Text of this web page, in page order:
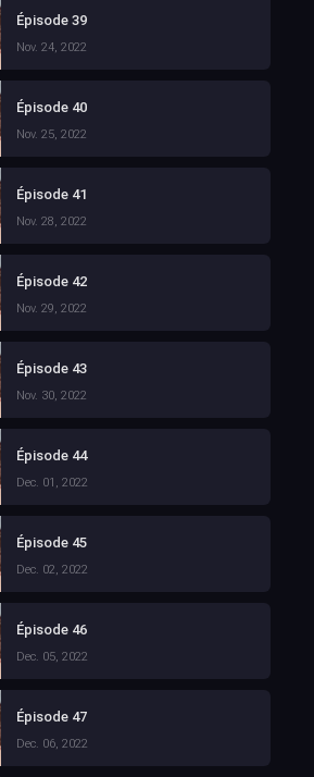
Épisode 39
Nov. 24, 2022
Épisode 40
Nov. 25, 2022
Épisode 41
Nov. 28, 2022
Épisode 42
Nov. 29, 2022
Épisode 43
Nov. 30, 2022
Épisode 44
Dec. 01, 2022
Épisode 45
Dec. 02, 2022
Épisode 46
Dec. 05, 2022
Épisode 47
Dec. 06, 2022